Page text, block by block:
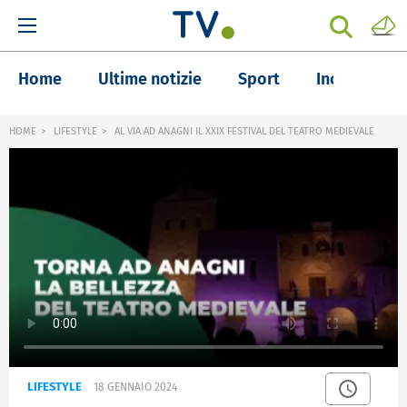
Home Ultime notizie Sport Inchieste
HOME LIFESTYLE AL VIA AD ANAGNI IL XXIX FESTIVAL DEL TEATRO MEDIEVALE
LIFESTYLE 18 GENNAIO 2024